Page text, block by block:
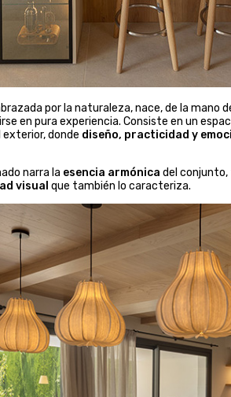
por la naturaleza, nace, de la mano
en pura experiencia. Consiste en un
donde diseño, practicidad y
narra la esencia armónica del conjunto,
visual que también lo caracteriza.